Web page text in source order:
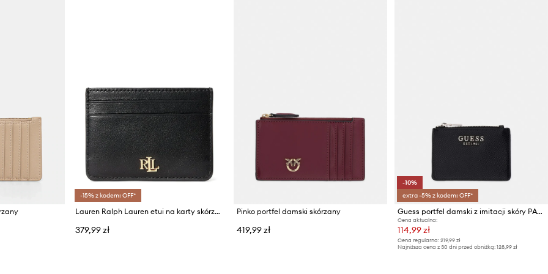
-15% z kodem: OFF*
Lauren Ralph Lauren etui na karty skórzane 432876732001
379,99 zł
Pinko portfel damski skórzany
419,99 zł
-10%
extra -5% z kodem: OFF*
Guess portfel damski z imitacji skóry PATSIE
Cena aktualna:
114,99 zł
Cena regularna: 219,99 zł
Najniższa cena z 30 dni przed obniżką: 128,99 zł